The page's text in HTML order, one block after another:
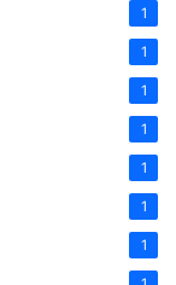
1
1
1
1
1
1
1